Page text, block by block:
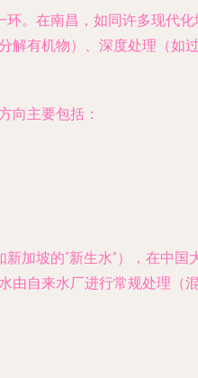
。在南昌，如同许多现代
解有机物）、深度处理（如
向主要包括：
加坡的“新生水”），在中国
由自来水厂进行常规处理（